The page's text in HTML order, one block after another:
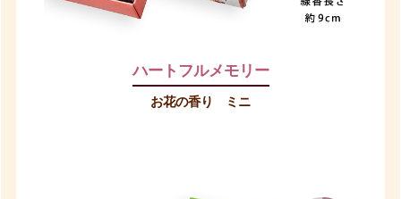
ハートフルメモリー
お花の香り ミニ